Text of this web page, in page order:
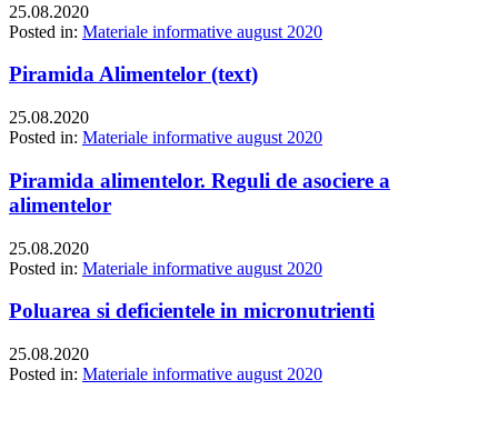
25.08.2020
Posted in: Materiale informative august 2020
Piramida Alimentelor (text)
25.08.2020
Posted in: Materiale informative august 2020
Piramida alimentelor. Reguli de asociere a
alimentelor
25.08.2020
Posted in: Materiale informative august 2020
Poluarea si deficientele in micronutrienti
25.08.2020
Posted in: Materiale informative august 2020